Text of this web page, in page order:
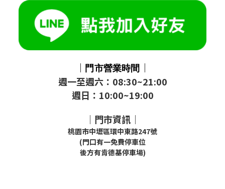
｜ 門市營業時間 ｜
週一至週六：08:30~21:00
週日：10:00~19:00
｜門市資訊｜
桃園市中壢區環中東路247號
(門口有一免費停車位
後方有肯德基停車場)